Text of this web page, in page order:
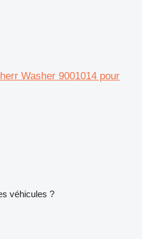
Washer 9001014 pour
véhicules ?